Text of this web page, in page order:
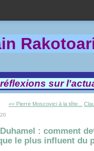
Rakotoa
sur
<< Pierre Moscovici à la tête...
: comment
le plus influent du